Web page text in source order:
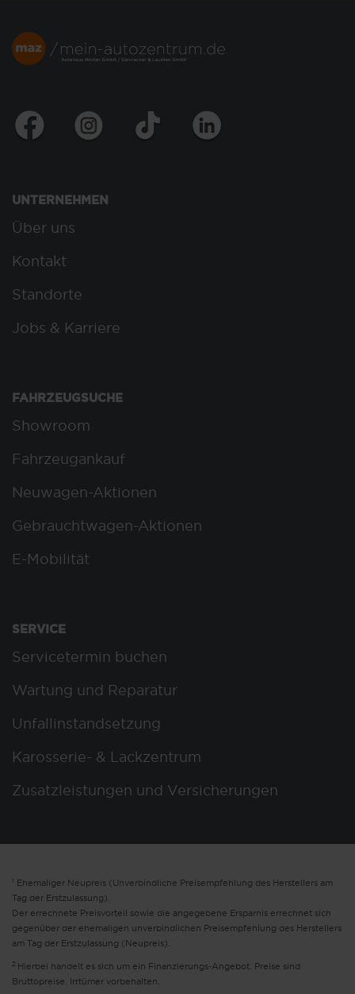
UNTERNEHMEN
Über uns
Kontakt
Standorte
Jobs & Karriere
FAHRZEUGSUCHE
Showroom
Fahrzeugankauf
Neuwagen-Aktionen
Gebrauchtwagen-Aktionen
E-Mobilität
SERVICE
Servicetermin buchen
Wartung und Reparatur
Unfallinstandsetzung
Karosserie- & Lackzentrum
Zusatzleistungen und Versicherungen
1 Ehemaliger Neupreis (Unverbindliche Preisempfehlung des Herstellers am
Tag der Erstzulassung).
Der errechnete Preisvorteil sowie die angegebene Ersparnis errechnet sich
gegenüber der ehemaligen unverbindlichen Preisempfehlung des Herstellers
am Tag der Erstzulassung (Neupreis).
2 Hierbei handelt es sich um ein Finanzierungs-Angebot. Preise sind
Bruttopreise. Irrtümer vorbehalten.